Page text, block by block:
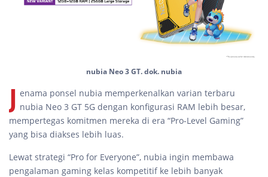
nubia Neo 3 GT. dok. nubia
J enama ponsel nubia memperkenalkan varian terbaru
nubia Neo 3 GT 5G dengan konfigurasi RAM lebih besar,
mempertegas komitmen mereka di era “Pro-Level Gaming”
yang bisa diakses lebih luas.
Lewat strategi “Pro for Everyone”, nubia ingin membawa
pengalaman gaming kelas kompetitif ke lebih banyak